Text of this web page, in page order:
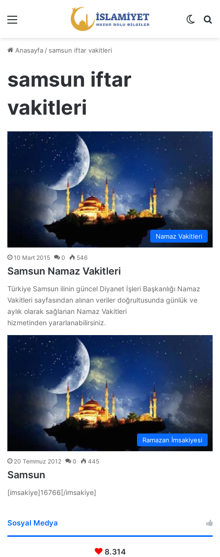
Dış
Anasayfa / samsun iftar vakitleri
samsun iftar
vakitleri
Namaz Vakitleri
10 Mart 2015 0 546
Samsun Namaz Vakitleri
Türkiye Samsun ilinin güncel Diyanet İşleri Başkanlığı Namaz
Vakitleri sayfasından alınan veriler doğrultusunda günlük ve
aylık olarak sağlanan Namaz Vakitleri
hizmetinden yararlanabilirsiniz.
Ramazan İmsakiyesi
20 Temmuz 2012 0 445
Samsun
[imsakiye]16766[/imsakiye]
Sosyal Medya
8.314